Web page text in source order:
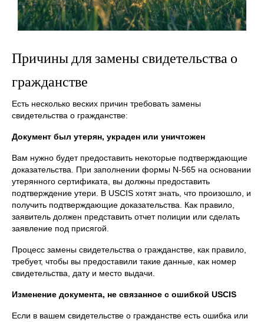
Причины для замены свидетельства о
гражданстве
Есть несколько веских причин требовать замены
свидетельства о гражданстве:
Документ был утерян, украден или уничтожен
Вам нужно будет предоставить некоторые подтверждающие
доказательства. При заполнении формы N-565 на основании
утерянного сертификата, вы должны предоставить
подтверждение утери. В USCIS хотят знать, что произошло, и
получить подтверждающие доказательства. Как правило,
заявитель должен представить отчет полиции или сделать
заявление под присягой.
Процесс замены свидетельства о гражданстве, как правило,
требует, чтобы вы предоставили такие данные, как номер
свидетельства, дату и место выдачи.
Изменение документа, не связанное с ошибкой USCIS
Если в вашем свидетельстве о гражданстве есть ошибка или